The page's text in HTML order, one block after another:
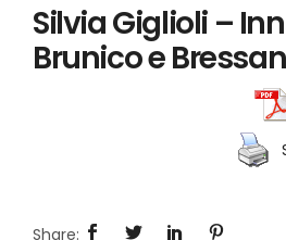
Silvia Giglioli –
Brunico e